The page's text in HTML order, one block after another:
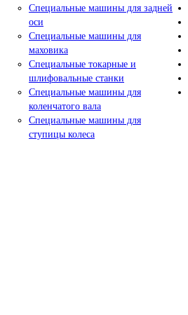
Специальные машины для задней
оси
Специальные машины для
маховика
Специальные токарные и
шлифовальные станки
Специальные машины для
коленчатого вала
Специальные машины для
ступицы колеса